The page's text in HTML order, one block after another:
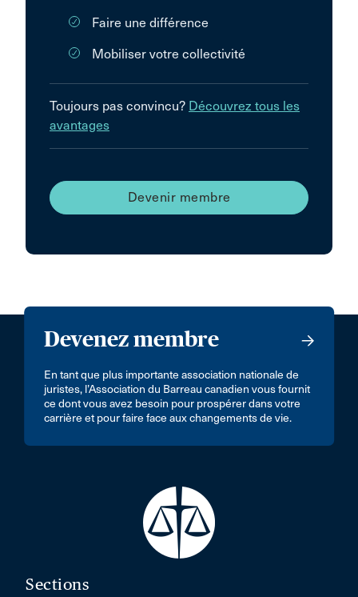
Faire une différence
Mobiliser votre collectivité
Toujours pas convincu? Découvrez tous les
avantages
Devenir membre
Devenez membre
En tant que plus importante association nationale de
juristes, l’Association du Barreau canadien vous fournit
ce dont vous avez besoin pour prospérer dans votre
carrière et pour faire face aux changements de vie.
Sections